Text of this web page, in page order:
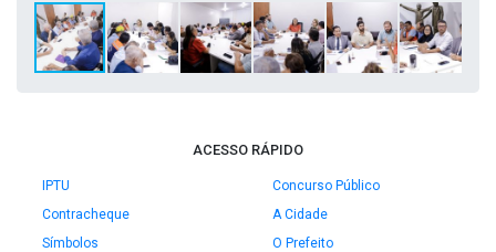
ACESSO RÁPIDO
IPTU
Concurso Público
Contracheque
A Cidade
Símbolos
O Prefeito